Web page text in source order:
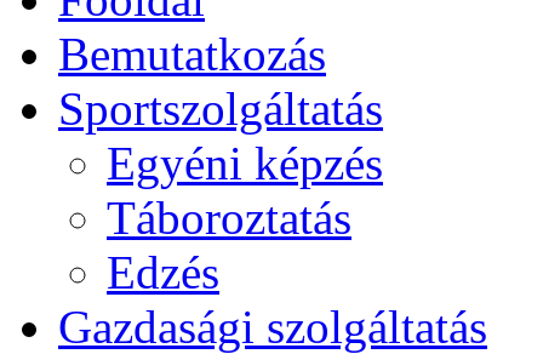
Bemutatkozás
Sportszolgáltatás
Egyéni képzés
Táboroztatás
Edzés
Gazdasági szolgáltatás